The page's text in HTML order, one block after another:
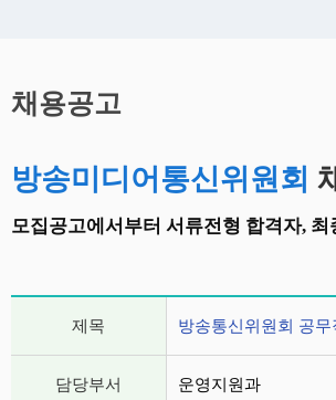
시
작
채용공고
방송미디어통신위원회
모집공고에서부터 서류전형 합격자,
제목 방송통신위원회 공
담당부서 운영지원과